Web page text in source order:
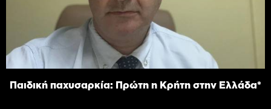
Παιδική παχυσαρκία: Πρώτη η Κρήτη στην Ελλάδα*